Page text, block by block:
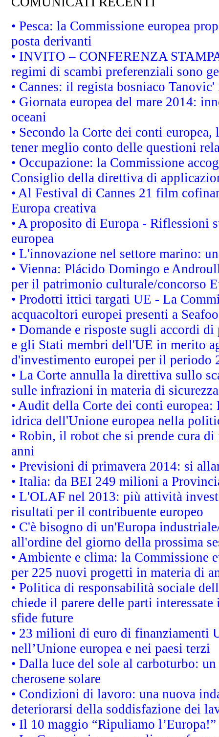
• Pesca: la Commissione europea
posta derivanti
• INVITO – CONFERENZA
regimi di scambi preferenziali sono
• Cannes: il regista bosniaco
• Giornata europea del mare 2014:
oceani
• Secondo la Corte dei conti
tener meglio conto delle questioni
• Occupazione: la Commissione
Consiglio della direttiva di
• Al Festival di Cannes 21 film
Europa creativa
• A proposito di Europa - Riflessioni
europea
• L'innovazione nel settore marino:
• Vienna: Plácido Domingo e
per il patrimonio culturale/concorso
• Prodotti ittici targati UE - La
acquacoltori europei presenti a
• Domande e risposte sugli accordi
e gli Stati membri dell'UE in merito
d'investimento europei per il periodo
• La Corte annulla la direttiva sullo
sulle infrazioni in materia di
• Audit della Corte dei conti
idrica dell'Unione europea nella
• Robin, il robot che si prende cura
anni
• Previsioni di primavera 2014: si
• Italia: da BEI 249 milioni a
• L'OLAF nel 2013: più attività
risultati per il contribuente europeo
• C'è bisogno di un'Europa
all'ordine del giorno della prossima
• Ambiente e clima: la Commissione
per 225 nuovi progetti in materia di
• Politica di responsabilità sociale
chiede il parere delle parti
sfide future
• 23 milioni di euro di finanziamenti
nell’Unione europea e nei paesi terzi
• Dalla luce del sole al carboturbo:
cherosene solare
• Condizioni di lavoro: una nuova
deteriorarsi della soddisfazione dei
• Il 10 maggio “Ripuliamo l’Europa!”